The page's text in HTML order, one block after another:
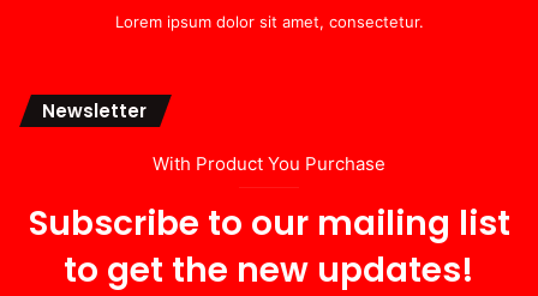
Lorem ipsum dolor sit amet, consectetur.
Newsletter
With Product You Purchase
Subscribe to our mailing list
to get the new updates!